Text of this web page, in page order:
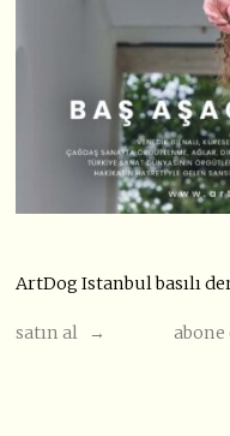
ArtDog Istanbul basılı
satın al →